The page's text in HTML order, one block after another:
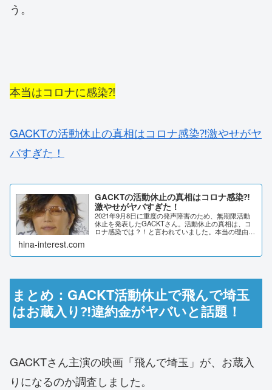
う。
本当はコロナに感染⁈
GACKTの活動休止の真相はコロナ感染⁈激やせがヤ
バすぎた！
GACKTの活動休止の真相はコロナ感染⁈
激やせがヤバすぎた！
2021年9月8日に重度の発声障害のため、無期限活動
休止を発表したGACKTさん。活動休止の真相は、コ
ロナ感染では？！と言われていました。本当の理由は
hina-interest.com
まとめ：GACKT活動休止で飛んで埼玉
はお蔵入り⁈違約金がヤバいと話題！
GACKTさん主演の映画「飛んで埼玉」が、お蔵入
りになるのか調査しました。